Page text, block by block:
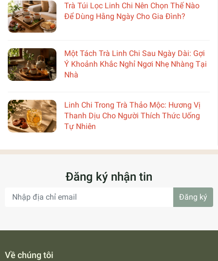
Trà Túi Lọc Linh Chi Nên Chọn Thế Nào
Để Dùng Hằng Ngày Cho Gia Đình?
Một Tách Trà Linh Chi Sau Ngày Dài: Gợi
Ý Khoảnh Khắc Nghỉ Ngơi Nhẹ Nhàng Tại
Nhà
Linh Chi Trong Trà Thảo Mộc: Hương Vị
Thanh Dịu Cho Người Thích Thức Uống
Tự Nhiên
Đăng ký nhận tin
Đăng ký
Về chúng tôi